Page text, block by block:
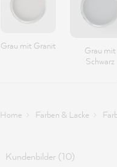
Grau mit Granit
Grau mit
Schwarz
Home Farben & Lacke
Kundenbilder (10)